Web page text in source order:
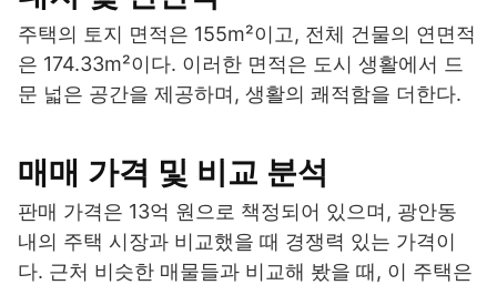
주택의 토지 면적은 155m²이고, 전체 건물의 연면적
은 174.33m²이다. 이러한 면적은 도시 생활에서 드
문 넓은 공간을 제공하며, 생활의 쾌적함을 더한다.
매매 가격 및 비교 분석
판매 가격은 13억 원으로 책정되어 있으며, 광안동
내의 주택 시장과 비교했을 때 경쟁력 있는 가격이
다. 근처 비슷한 매물들과 비교해 봤을 때, 이 주택은